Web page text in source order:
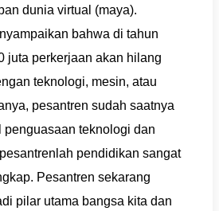
dunia virtual (maya).
bahwa di tahun
juta perkerjaan akan hilang
teknologi, mesin, atau
pesantren sudah saatnya
penguasaan teknologi dan
pendidikan sangat
Pesantren sekarang
pilar utama bangsa kita dan